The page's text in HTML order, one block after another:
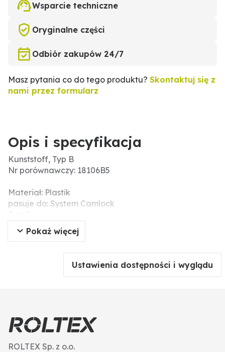
Wsparcie techniczne
Oryginalne części
Odbiór zakupów 24/7
Masz pytania co do tego produktu? Skontaktuj się z
nami przez formularz
Opis i specyfikacja
Kunststoff, Typ B
Nr porównawczy: 18106B5
Materiał: Plastik
pasuje do: System Camlock
Wielkość zaczepu NW (cale): 1 1/2"
Gwint (BSP): 1 1/4"
Pokaż więcej
Ustawienia dostępności i wyglądu
ROLTEX Sp. z o.o.